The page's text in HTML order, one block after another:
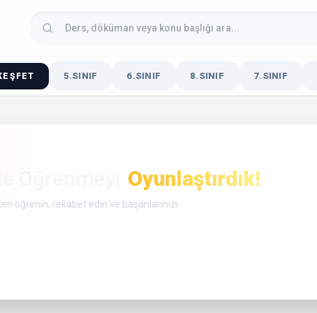
5.SINIF 6.SINIF 8.SINIF 7.SINIF
Oyunlaştırdık!
öğrenin, rekabet edin ve başarılarınızı